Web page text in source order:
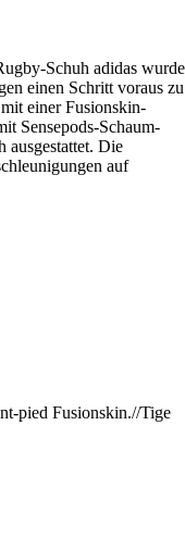
Schuh adidas wurde
einen Schritt voraus zu
einer Fusionskin-
Sensepods-Schaum-
ausgestattet. Die
auf
pied Fusionskin.//Tige